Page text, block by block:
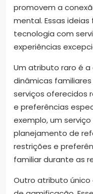
promovem a
mental. Essas
tecnologia com
experiências
Um atributo raro é
dinâmicas
serviços oferecidos
e preferências
exemplo, um
planejamento de
restrições e
familiar durante as
Outro atributo